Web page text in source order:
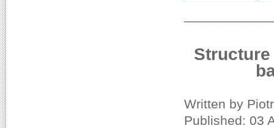
Written by
Published: 03